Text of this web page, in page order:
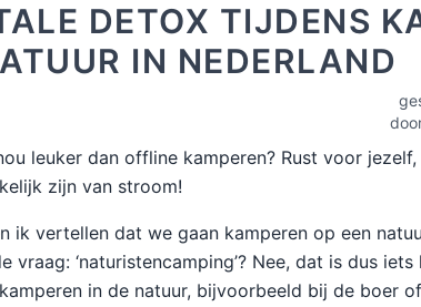
DETOX TIJDENS
IN NEDERLAND
leuker dan offline kamperen? Rust voor
zijn van stroom!
ik vertellen dat we gaan kamperen op een
vraag: ‘naturistencamping’? Nee, dat is dus iets
in de natuur, bijvoorbeeld bij de boer